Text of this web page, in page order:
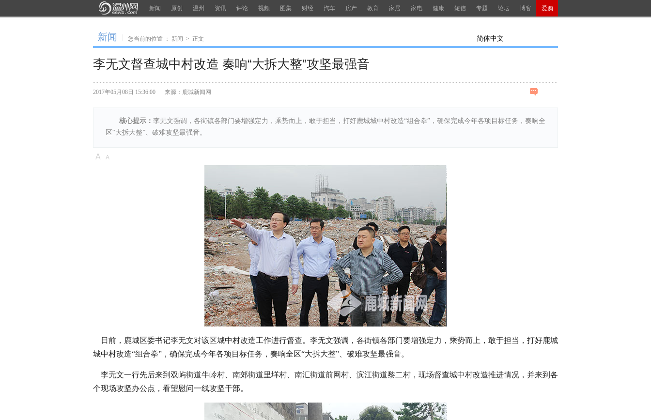
新闻 原创 温州 资讯 评论 视频 图集 财经 汽车 房产 教育 家居 家电 健康 短信 专题 论坛 博客 爱购
新闻 您当前的位置 ： 新闻 > 正文 简体中文
李无文督查城中村改造 奏响“大拆大整”攻坚最强音
2017年05月08日 15:36:00 来源：鹿城新闻网
核心提示： 李无文强调，各街镇各部门要增强定力，乘势而上，敢于担当，打好鹿城城中村改造“组合拳”，确保完成今年各项目标任务，奏响全
区“大拆大整”、破难攻坚最强音。
A A
日前，鹿城区委书记李无文对该区城中村改造工作进行督查。李无文强调，各街镇各部门要增强定力，乘势而上，敢于担当，打好鹿城
城中村改造“组合拳”，确保完成今年各项目标任务，奏响全区“大拆大整”、破难攻坚最强音。
李无文一行先后来到双屿街道牛岭村、南郊街道里垟村、南汇街道前网村、滨江街道黎二村，现场督查城中村改造推进情况，并来到各
个现场攻坚办公点，看望慰问一线攻坚干部。